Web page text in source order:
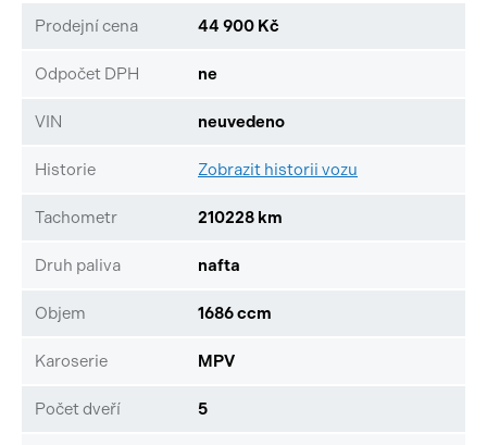
Prodejní cena 44 900 Kč
Odpočet DPH ne
VIN neuvedeno
Historie Zobrazit historii vozu
Tachometr 210228 km
Druh paliva nafta
Objem 1686 ccm
Karoserie MPV
Počet dveří 5